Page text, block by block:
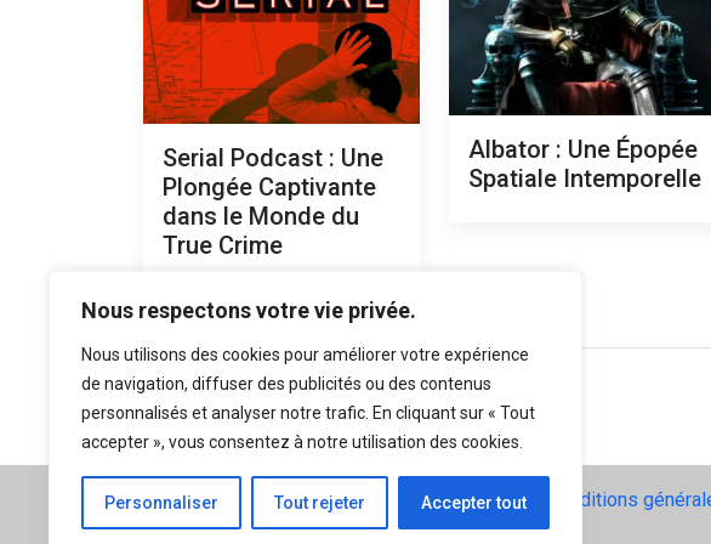
Nous respectons votre vie privée.
Nous utilisons des cookies pour améliorer votre expérience
de navigation, diffuser des publicités ou des contenus
personnalisés et analyser notre trafic. En cliquant sur « Tout
accepter », vous consentez à notre utilisation des cookies.
Personnaliser Tout rejeter Accepter tout
Serial Podcast : Une
Plongée Captivante
dans le Monde du
True Crime
Albator : Une Épopée
Spatiale Intemporelle
A propos Mentions légales Conditions